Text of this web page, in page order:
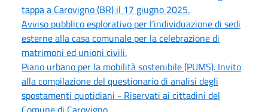
tappa a Carovigno (BR) il 17 giugno 2025.
Avviso pubblico esplorativo per l’individuazione di sedi
esterne alla casa comunale per la celebrazione di
matrimoni ed unioni civili.
Piano urbano per la mobilità sostenibile (PUMS). Invito
alla compilazione del questionario di analisi degli
spostamenti quotidiani - Riservati ai cittadini del